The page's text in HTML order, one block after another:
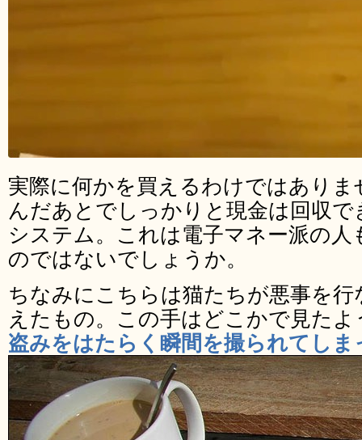
実際に何かを買えるわけではあり
んだあとでしっかりと現金は回収
システム。これは電子マネー派の
のではないでしょうか。
ちなみにこちらは猫たちが悪事を
えたもの。この手はどこかで見た
盗みをはたらく瞬間を撮られてしま